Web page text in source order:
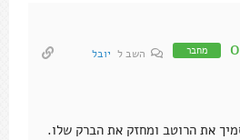
מחבר השב ל יובל
את הרוטב ומחזק את הברק שלו.